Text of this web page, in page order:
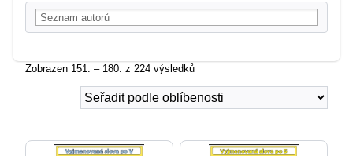
Zobrazen 151. – 180. z 224 výsledků